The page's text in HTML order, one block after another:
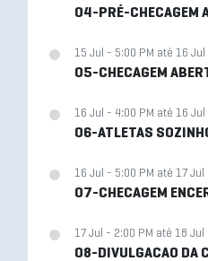
04-PRÉ-CHECAGEM
15 Jul - 5:00 PM até 16 Jul
05-CHECAGEM
16 Jul - 4:00 PM até 16 Jul
06-ATLETAS
16 Jul - 5:00 PM até 17 Jul
07-CHECAGEM
17 Jul - 2:00 PM até 18 Jul
08-DIVULGACAO DA